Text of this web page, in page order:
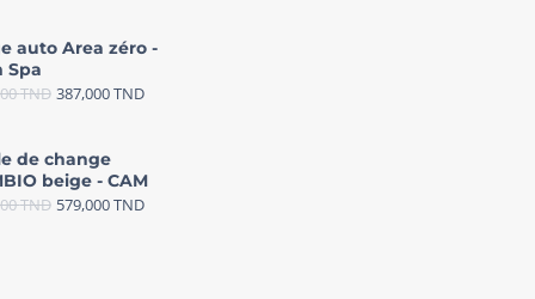
auto Area zéro -
Spa
TND 387,000TND
de change
beige - CAM
TND 579,000TND